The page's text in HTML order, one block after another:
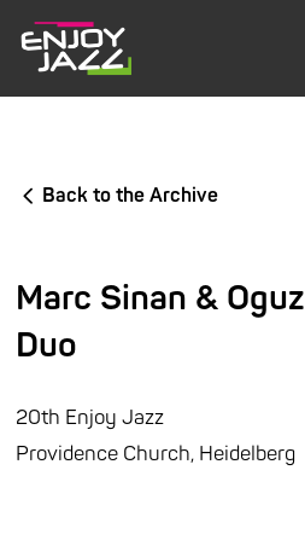
Back to the Archive
Marc Sinan &
Duo
20th Enjoy Jazz
Providence Church, Heidelberg